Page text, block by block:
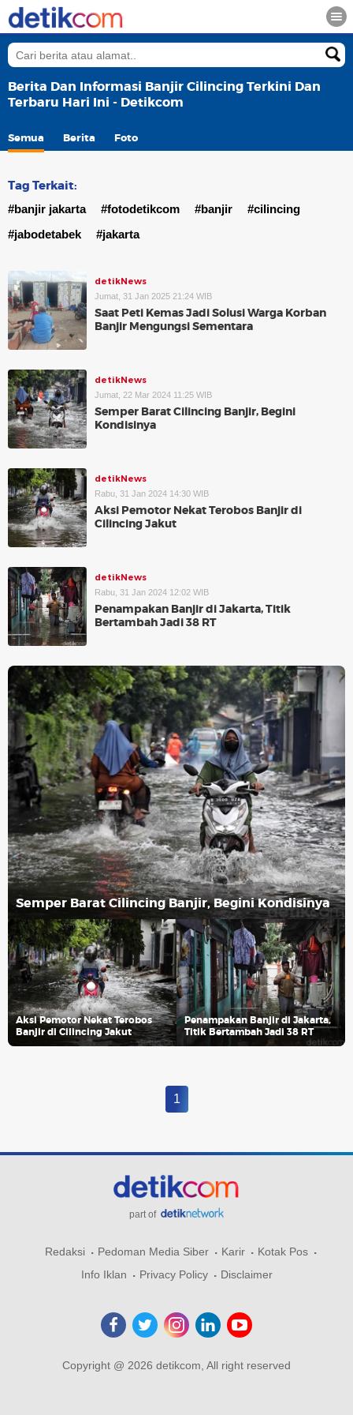
Berita Dan Informasi Banjir Cilincing Terkini Dan
Terbaru Hari Ini - Detikcom
Semua Berita Foto
Tag Terkait:
#banjir jakarta #fotodetikcom #banjir
#cilincing
#jabodetabek
#jakarta
detikNews
Jumat, 31 Jan 2025 21:24 WIB
Saat Peti Kemas Jadi Solusi Warga Korban
Banjir Mengungsi Sementara
detikNews
Jumat, 22 Mar 2024 11:25 WIB
Semper Barat Cilincing Banjir, Begini
Kondisinya
detikNews
Rabu, 31 Jan 2024 14:30 WIB
Aksi Pemotor Nekat Terobos Banjir di
Cilincing Jakut
detikNews
Rabu, 31 Jan 2024 12:02 WIB
Penampakan Banjir di Jakarta, Titik
Bertambah Jadi 38 RT
Semper Barat Cilincing Banjir, Begini Kondisinya
Aksi Pemotor Nekat Terobos
Banjir di Cilincing Jakut
Penampakan Banjir di Jakarta,
Titik Bertambah Jadi 38 RT
1
part of
Redaksi Pedoman Media Siber Karir
Kotak Pos
Info Iklan
Privacy Policy Disclaimer
Copyright @ 2026 detikcom, All right reserved